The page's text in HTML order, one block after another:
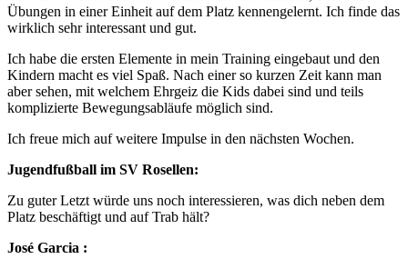
Übungen in einer Einheit auf dem Platz kennengelernt. Ich finde das
wirklich sehr interessant und gut.
Ich habe die ersten Elemente in mein Training eingebaut und den
Kindern macht es viel Spaß. Nach einer so kurzen Zeit kann man
aber sehen, mit welchem Ehrgeiz die Kids dabei sind und teils
komplizierte Bewegungsabläufe möglich sind.
Ich freue mich auf weitere Impulse in den nächsten Wochen.
Jugendfußball im SV Rosellen:
Zu guter Letzt würde uns noch interessieren, was dich neben dem
Platz beschäftigt und auf Trab hält?
José Garcia :